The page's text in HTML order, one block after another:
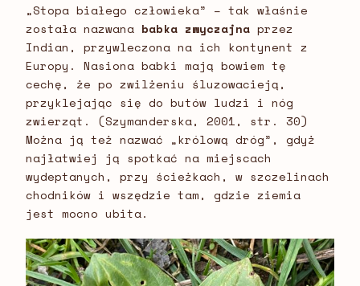
„Stopa białego człowieka” – tak właśnie
została nazwana babka zwyczajna przez
Indian, przywleczona na ich kontynent z
Europy. Nasiona babki mają bowiem tę
cechę, że po zwilżeniu śluzowacieją,
przyklejając się do butów ludzi i nóg
zwierząt. (Szymanderska, 2001, str. 30)
Można ją też nazwać „królową dróg”, gdyż
najłatwiej ją spotkać na miejscach
wydeptanych, przy ścieżkach, w szczelinach
chodników i wszędzie tam, gdzie ziemia
jest mocno ubita.